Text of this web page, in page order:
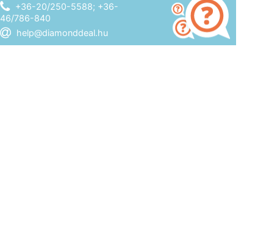
+36-20/250-5588; +36-
46/786-840
help@diamonddeal.hu